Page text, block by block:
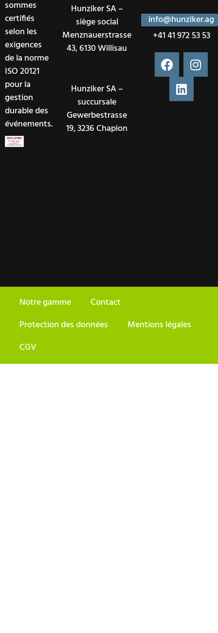
sommes
certifiés
selon les
exigences
de la norme
ISO 20121
pour la
gestion
durable des
événements.
Hunziker SA –
siège social
Menznauerstrasse
43, 6130 Willisau
Hunziker SA –
succursale
Gewerbestrasse
19, 3236 Chapion
info@hunziker.ag
+41 41 972 53 53
Notre gamme
Contact
Protection des données
Mentions légales
CGV